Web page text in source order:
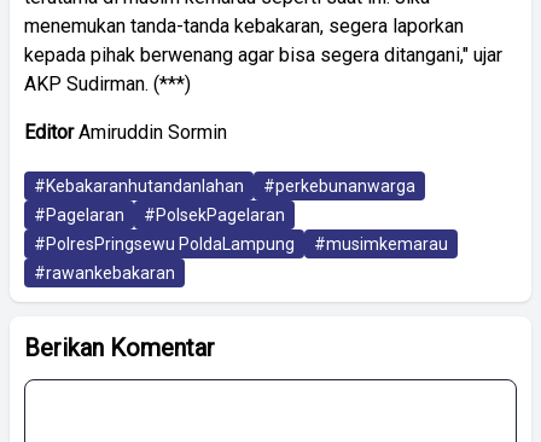
menemukan tanda-tanda kebakaran, segera laporkan
kepada pihak berwenang agar bisa segera ditangani," ujar
AKP Sudirman. (***)
EditorAmiruddin Sormin
#Kebakaranhutandanlahan
#perkebunanwarga
#Pagelaran
#PolsekPagelaran
#PolresPringsewu PoldaLampung
#musimkemarau
#rawankebakaran
Berikan Komentar